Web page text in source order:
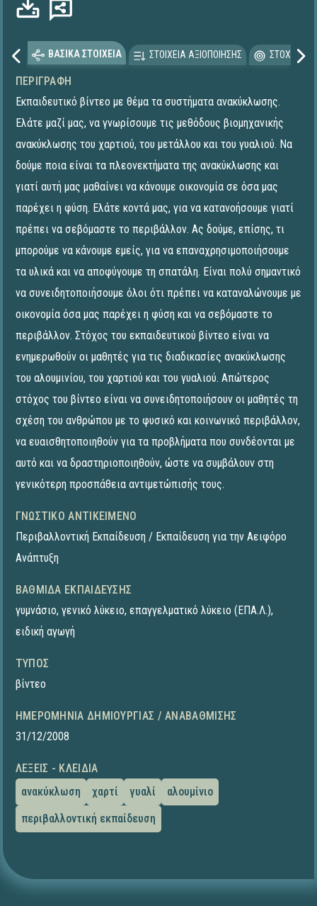
ΒΑΣΙΚΑ ΣΤΟΙΧΕΙΑ ΣΤΟΙΧΕΙΑ ΑΞΙΟΠΟΙΗΣΗΣ
ΠΕΡΙΓΡΑΦΉ
Εκπαιδευτικό βίντεο με θέμα τα συστήματα ανακύκλωσης.
Ελάτε μαζί μας, να γνωρίσουμε τις μεθόδους βιομηχανικής
ανακύκλωσης του χαρτιού, του μετάλλου και του γυαλιού. Να
δούμε ποια είναι τα πλεονεκτήματα της ανακύκλωσης και
γιατί αυτή μας μαθαίνει να κάνουμε οικονομία σε όσα μας
παρέχει η φύση. Ελάτε κοντά μας, για να κατανοήσουμε γιατί
πρέπει να σεβόμαστε το περιβάλλον. Ας δούμε, επίσης, τι
μπορούμε να κάνουμε εμείς, για να επαναχρησιμοποιήσουμε
τα υλικά και να αποφύγουμε τη σπατάλη. Είναι πολύ σημαντικό
να συνειδητοποιήσουμε όλοι ότι πρέπει να καταναλώνουμε με
οικονομία όσα μας παρέχει η φύση και να σεβόμαστε το
περιβάλλον. Στόχος του εκπαιδευτικού βίντεο είναι να
ενημερωθούν οι μαθητές για τις διαδικασίες ανακύκλωσης
του αλουμινίου, του χαρτιού και του γυαλιού. Απώτερος
στόχος του βίντεο είναι ν​α συνειδητοποιήσουν οι μαθητές τη
σχέση του ανθρώπου με το φυσικό και κοινωνικό περιβάλλον,
να ευαισθητοποιηθούν για τα προβλήματα που συνδέονται με
αυτό και να δραστηριοποιηθούν, ώστε να συμβάλουν στη
γενικότερη προσπάθεια αντιμετώπισής τους.
ΓΝΩΣΤΙΚΌ ΑΝΤΙΚΕΊΜΕΝΟ
Περιβαλλοντική Εκπαίδευση / Εκπαίδευση για την Αειφόρο
Ανάπτυξη
ΒΑΘΜΊΔΑ ΕΚΠΑΊΔΕΥΣΗΣ
γυμνάσιο, γενικό λύκειο, επαγγελματικό λύκειο (ΕΠΑ.Λ.),
ειδική αγωγή
ΤΎΠΟΣ
βίντεο
ΗΜΕΡΟΜΗΝΊΑ ΔΗΜΙΟΥΡΓΊΑΣ / ΑΝΑΒΆΘΜΙΣΗΣ
31/12/2008
ΛΈΞΕΙΣ - ΚΛΕΙΔΙΆ
ανακύκλωση
χαρτί γυαλί
αλουμίνιο
περιβαλλοντική εκπαίδευση